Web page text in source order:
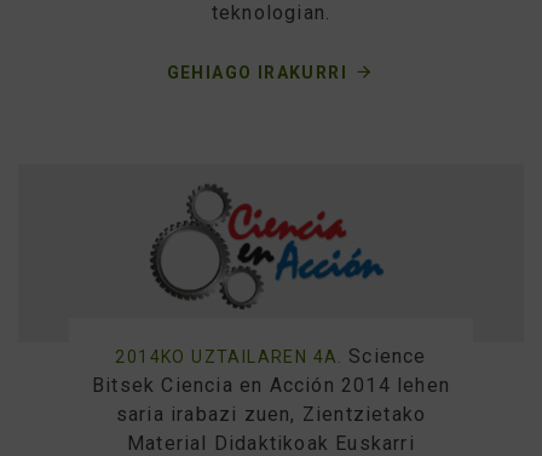
teknologian.
GEHIAGO IRAKURRI
2014KO UZTAILAREN 4A. Science
Bitsek Ciencia en Acción 2014 lehen
saria irabazi zuen, Zientzietako
Material Didaktikoak Euskarri